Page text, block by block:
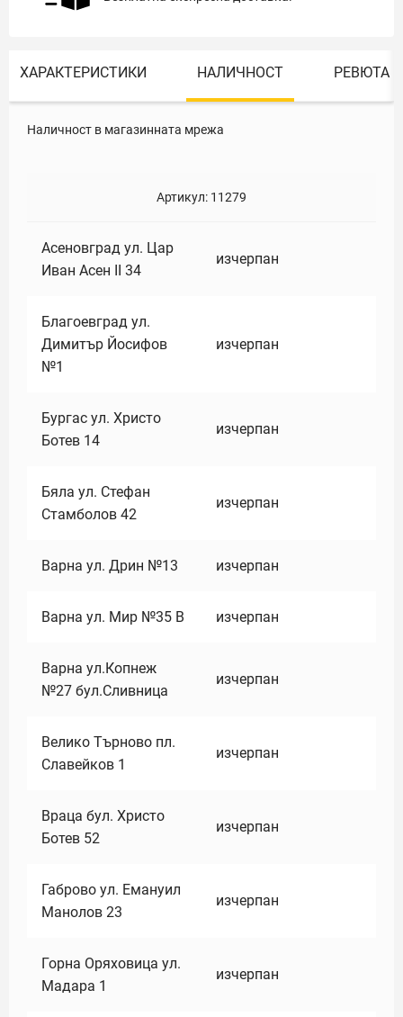
ХАРАКТЕРИСТИКИ НАЛИЧНОСТ РЕВЮТА
Наличност в магазинната мрежа
Артикул: 11279
Асеновград ул. Цар
Иван Асен II 34
изчерпан
Благоевград ул.
Димитър Йосифов
№1
изчерпан
Бургас ул. Христо
Ботев 14
изчерпан
Бяла ул. Стефан
Стамболов 42
изчерпан
Варна ул. Дрин №13 изчерпан
Варна ул. Мир №35 В изчерпан
Варна ул.Копнеж
№27 бул.Сливница
изчерпан
Велико Търново пл.
Славейков 1
изчерпан
Враца бул. Христо
Ботев 52
изчерпан
Габрово ул. Емануил
Манолов 23
изчерпан
Горна Оряховица ул.
Мадара 1
изчерпан